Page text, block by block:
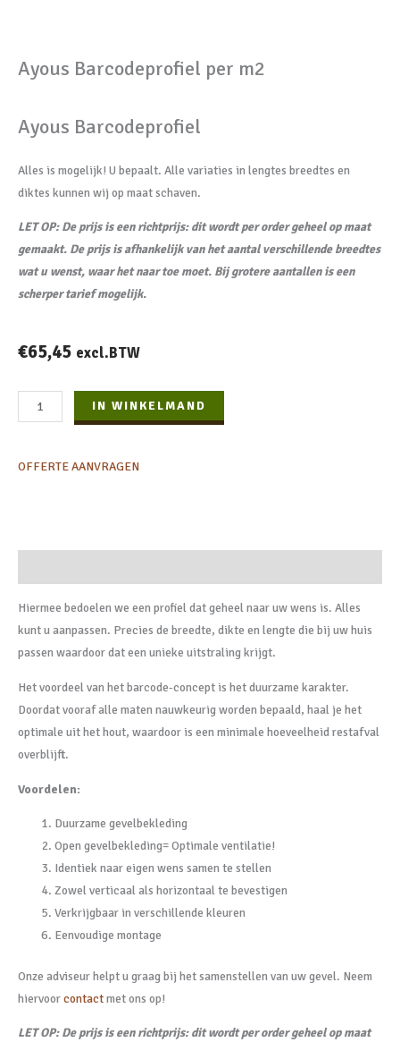
Ayous Barcodeprofiel per m2
Ayous Barcodeprofiel
Alles is mogelijk! U bepaalt. Alle variaties in lengtes breedtes en
diktes kunnen wij op maat schaven.
LET OP: De prijs is een richtprijs: dit wordt per order geheel op maat
gemaakt. De prijs is afhankelijk van het aantal verschillende breedtes
wat u wenst, waar het naar toe moet. Bij grotere aantallen is een
scherper tarief mogelijk.
€65,45 excl.BTW
Ayous
Barcodeprofiel
m2
IN WINKELMAND
OFFERTE AANVRAGEN
Hiermee bedoelen we een profiel dat geheel naar uw wens is. Alles
kunt u aanpassen. Precies de breedte, dikte en lengte die bij uw huis
passen waardoor dat een unieke uitstraling krijgt.
Het voordeel van het barcode-concept is het duurzame karakter.
Doordat vooraf alle maten nauwkeurig worden bepaald, haal je het
optimale uit het hout, waardoor is een minimale hoeveelheid restafval
overblijft.
Voordelen:
Duurzame gevelbekleding
Open gevelbekleding= Optimale ventilatie!
Identiek naar eigen wens samen te stellen
Zowel verticaal als horizontaal te bevestigen
Verkrijgbaar in verschillende kleuren
Eenvoudige montage
Onze adviseur helpt u graag bij het samenstellen van uw gevel. Neem
hiervoorcontactmet ons op!
LET OP: De prijs is een richtprijs: dit wordt per order geheel op maat